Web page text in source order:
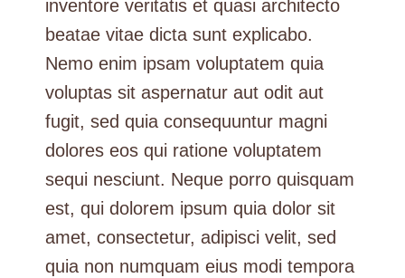
inventore veritatis et quasi architecto
beatae vitae dicta sunt explicabo.
Nemo enim ipsam voluptatem quia
voluptas sit aspernatur aut odit aut
fugit, sed quia consequuntur magni
dolores eos qui ratione voluptatem
sequi nesciunt. Neque porro quisquam
est, qui dolorem ipsum quia dolor sit
amet, consectetur, adipisci velit, sed
quia non numquam eius modi tempora